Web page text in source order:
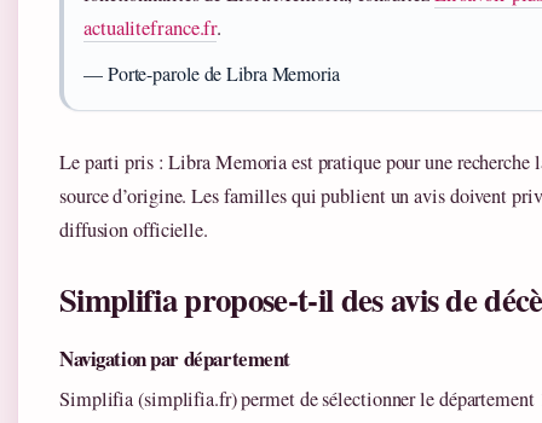
actualitefrance.fr.
— Porte-parole de Libra Memoria
Le parti pris : Libra Memoria est pratique pour une recherche
source d’origine. Les familles qui publient un avis doivent
diffusion officielle.
Simplifia propose-t-il des avis de
Navigation par département
Simplifia (simplifia.fr) permet de sélectionner le département